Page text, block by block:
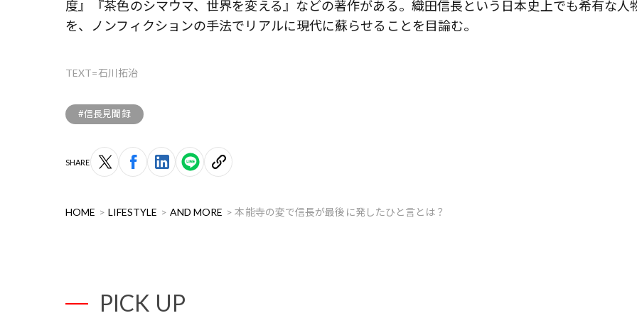
度』『茶色のシマウマ、世界を変える』などの著作がある。織田信長という日本史上でも希有な人
を、ノンフィクションの手法でリアルに現代に蘇らせることを目論む。
TEXT=石川拓治
#信長見聞録
SHARE
HOME LIFESTYLE AND MORE 本能寺の変で信長が最後に発したひと言とは？
PICK UP